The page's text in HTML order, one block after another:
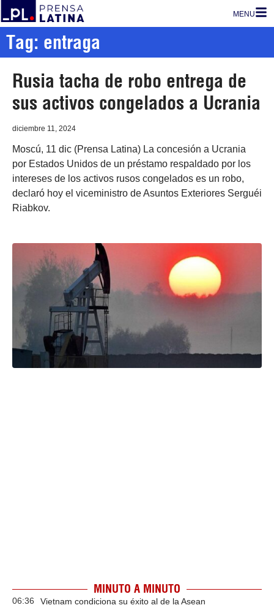
MENU
Tag: entraga
Rusia tacha de robo entrega de
sus activos congelados a Ucrania
diciembre 11, 2024
Moscú, 11 dic (Prensa Latina) La concesión a Ucrania
por Estados Unidos de un préstamo respaldado por los
intereses de los activos rusos congelados es un robo,
declaró hoy el viceministro de Asuntos Exteriores Serguéi
Riabkov.
MINUTO A MINUTO
06:36 Vietnam condiciona su éxito al de la Asean